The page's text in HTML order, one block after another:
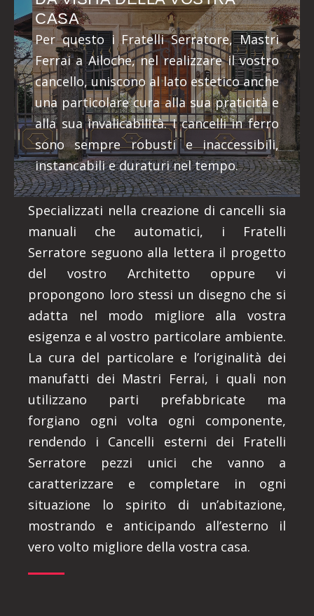
CASA
Per questo i Fratelli Serratore, Mastri
Ferrai a Ailoche, nel realizzare il vostro
cancello, uniscono al lato estetico anche
una particolare cura alla sua praticità e
alla sua invalicabilità. I cancelli in ferro
sono sempre robusti e inaccessibili,
instancabili e duraturi nel tempo.
Specializzati nella creazione di cancelli sia
manuali che automatici, i Fratelli
Serratore seguono alla lettera il progetto
del vostro Architetto oppure vi
propongono loro stessi un disegno che si
adatta nel modo migliore alla vostra
esigenza e al vostro particolare ambiente.
La cura del particolare e l’originalità dei
manufatti dei Mastri Ferrai, i quali non
utilizzano parti prefabbricate ma
forgiano ogni volta ogni componente,
rendendo i Cancelli esterni dei Fratelli
Serratore pezzi unici che vanno a
caratterizzare e completare in ogni
situazione lo spirito di un’abitazione,
mostrando e anticipando all’esterno il
vero volto migliore della vostra casa.